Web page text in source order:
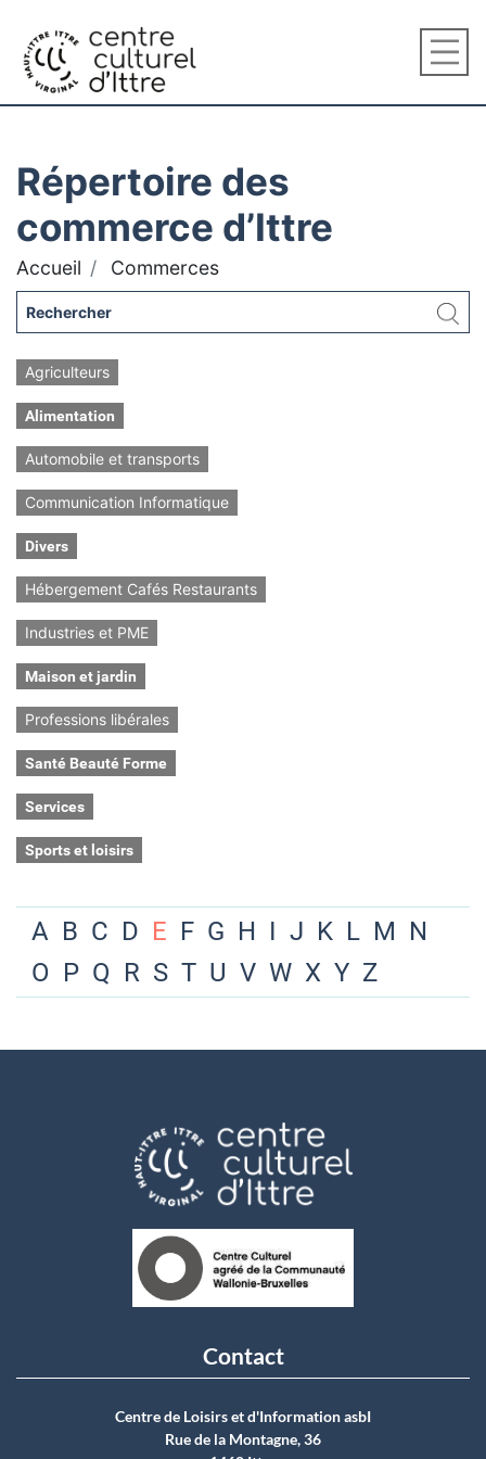
Répertoire des
commerce d’Ittre
Accueil Commerces
Agriculteurs
Alimentation
Automobile et transports
Communication Informatique
Divers
Hébergement Cafés Restaurants
Industries et PME
Maison et jardin
Professions libérales
Santé Beauté Forme
Services
Sports et loisirs
A B C D E F G H I J K L M N
O P Q R S T U V W X Y Z
Contact
Centre de Loisirs et d'Information asbI
Rue de la Montagne, 36